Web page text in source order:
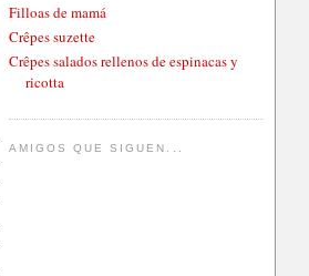
Filloas de mamá
Crêpes suzette
Crêpes salados rellenos de espinacas y
ricotta
AMIGOS QUE SIGUEN...